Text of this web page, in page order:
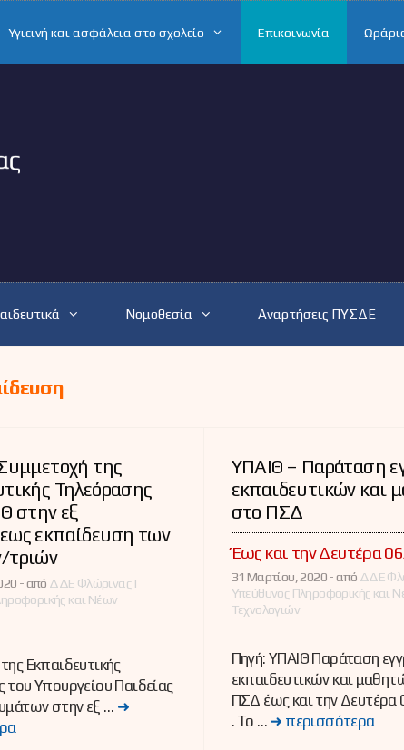
Υγιεινή και ασφάλεια στο σχολείο Επικοινωνία
Νομοθεσία Αναρτήσεις ΠΥΣΔΕ
της
Τηλεόρασης
στην εξ
εκπαίδευση των
τριών
-από ΔΔΕ Φλώρινας |
και Νέων
Εκπαιδευτικής
του Υπουργείου Παιδείας
στην εξ … ➜
ΥΠΑΙΘ – Παράταση
εκπαιδευτικών και
στο ΠΣΔ
Έως και την Δευτέρα
31 Μαρτίου, 2020 -από ΔΔΕ
Υπεύθυνος Πληροφορικής και
Τεχνολογιών
Πηγή: ΥΠΑΙΘ Παράταση
εκπαιδευτικών και
ΠΣΔ έως και την
. Το … ➜ περισσότερα